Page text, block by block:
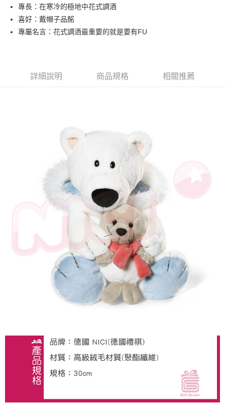
AFTEE先享後付
相關說明
【關於「AFTEE先享後付」】
３．安心：先確認商品／服務後，再付款。
３．收到繳費通知簡訊後14天內，點擊此簡訊中的連結，可透過四大超商／
ATM／網路銀行／等多元方式進行付款，方視為交易完成。
※ 請注意：結帳手續完成當下不需立刻繳費，但若您需要取消訂單，請聯絡
購買商品的店家。未經商家同意取消之訂單仍視為有效，需透過AFTEE先享
後付繳納相關費用。
※ 交易是否成功請以「AFTEE先享後付 」之結帳頁面顯示為準，若有關於
是否繳費成功／繳費後需取消欲退款等相關疑問，請聯繫「AFTEE先享後付
https://netprotections.freshdesk.com/support/home
【注意事項】
１．透過由恩沛科技股份有限公司提供之「AFTEE先享後付」服務完成之交
易，需依本服務之必要範圍內提供個人資料，並將交易相關給付款項請求債
權轉讓予恩沛科技股份有限公司。
２．關於個人資料處理事宜，請瀏覽以下網址：
https://aftee.tw/terms/#terms3
３．未成年的使用者請事先徵得法定代理人或監護人之同意方可使用
「AFTEE先享後付」，若未經同意申辦者引起之損失，本公司不負相關責
４．使用「AFTEE先享後付」時，將依據個別帳號之用戶狀況，依本公司即
時審查核予不同之上限額度；若仍有額度不足之情形，本公司將視審查結果
全家付款取貨
每筆NT$100，滿NT$490(含以上)免運費
每筆NT$100，滿NT$990(含以上)免運費
查看運費
專長：在寒冷的極地中花式調酒
喜好：戴帽子品酩
專屬名言：花式調酒最重要的就是要有FU
詳細說明 商品規格 相關推薦